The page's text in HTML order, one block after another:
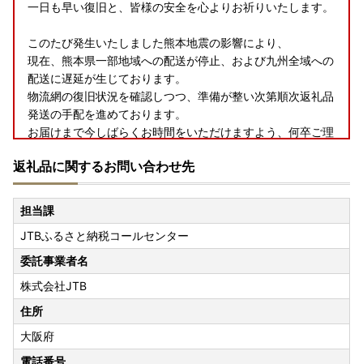
一日も早い復旧と、皆様の安全を心よりお祈りいたします。
このたび発生いたしました熊本地震の影響により、
現在、熊本県一部地域への配送が停止、および九州全域への
配送に遅延が生じております。
物流網の復旧状況を確認しつつ、準備が整い次第順次返礼品
発送の手配を進めております。
お届けまで今しばらくお時間をいただけますよう、何卒ご理
返礼品に関するお問い合わせ先
担当課
JTBふるさと納税コールセンター
委託事業者名
株式会社JTB
住所
大阪府